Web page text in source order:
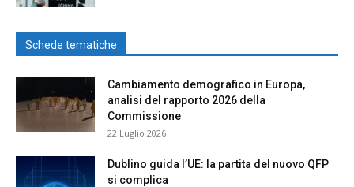
Schede tematiche
Cambiamento demografico in Europa,
analisi del rapporto 2026 della
Commissione
22 Luglio 2026
Dublino guida l’UE: la partita del nuovo QFP
si complica